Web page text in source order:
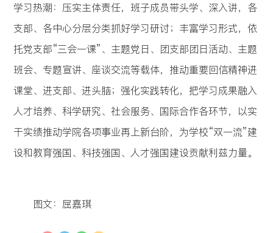
学习热潮：压实主体责任，班子成员带头学、深入讲，各
支部、各中心分层分类抓好学习研讨；丰富学习形式，依
托党支部“三会一课”、主题党日、团支部团日活动、主题
班会、专题宣讲、座谈交流等载体，推动重要回信精神进
课堂、进支部、进头脑；强化实践转化，把学习成果融入
人才培养、科学研究、社会服务、国际合作各环节，以实
干实绩推动学院各项事业再上新台阶，为学校“双一流”建
设和教育强国、科技强国、人才强国建设贡献利兹力量。
图文：屈嘉琪